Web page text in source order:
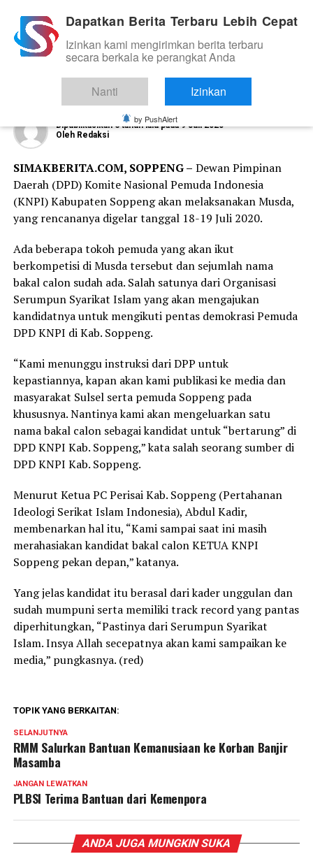
ORGANISASI DAN KOMUNITAS
Kader Serumpun Syarikat Islam Siap
Bertarung di Musda KNPI Soppeng
Dipublikasikan 6 tahun lalu pada 9 Juli 2020
Oleh Redaksi
SIMAKBERITA.COM, SOPPENG – Dewan Pimpinan
Daerah (DPD) Komite Nasional Pemuda Indonesia
(KNPI) Kabupaten Soppeng akan melaksanakan Musda,
yang rencananya digelar tanggal 18-19 Juli 2020.
Ada beberapa tokoh pemuda yang akan ikut
berkompetisi di Musda tersebut dan sejumlah nama
bakal calon sudah ada. Salah satunya dari Organisasi
Serumpun Syarikat Islam yang akan mengajukan
kandidatnya untuk mengikuti pentas demokrasi Pemuda
DPD KNPI di Kab. Soppeng.
“Kami menunggu instruksi dari DPP untuk
kepastiannya, kapan akan kami publikasi ke media dan
masyarakat Sulsel serta pemuda Soppeng pada
khususnya. Nantinya kami akan mengeluarkan satu
nama bakal calon sebagai kandidat untuk “bertarung” di
DPD KNPI Kab. Soppeng,” kata salah seorang sumber di
DPD KNPI Kab. Soppeng.
Menurut Ketua PC Perisai Kab. Soppeng (Pertahanan
Ideologi Serikat Islam Indonesia), Abdul Kadir,
membenarkan hal itu, “Kami sampai saat ini masih
merahasiakan kandidat bakal calon KETUA KNPI
Soppeng pekan depan,” katanya.
Yang jelas kandidat itu berasal dari kader unggulan dan
sudah mumpuni serta memiliki track record yang pantas
diperhitungkan, “Pastinya dari Serumpun Syarikat
Islam. Insya Allah secepatnya akan kami sampaikan ke
media,” pungkasnya. (red)
TOPIK YANG BERKAITAN:
SELANJUTNYA
RMM Salurkan Bantuan Kemanusiaan ke Korban Banjir
Masamba
JANGAN LEWATKAN
PLBSI Terima Bantuan dari Kemenpora
ANDA JUGA MUNGKIN SUKA
Dapatkan Berita Terbaru Lebih Cepat
Izinkan kami mengirimkan berita terbaru
secara berkala ke perangkat Anda
Nanti Izinkan
by PushAlert